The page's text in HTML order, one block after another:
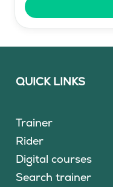
QUICK LINKS
Trainer
Rider
Digital courses
Search trainer